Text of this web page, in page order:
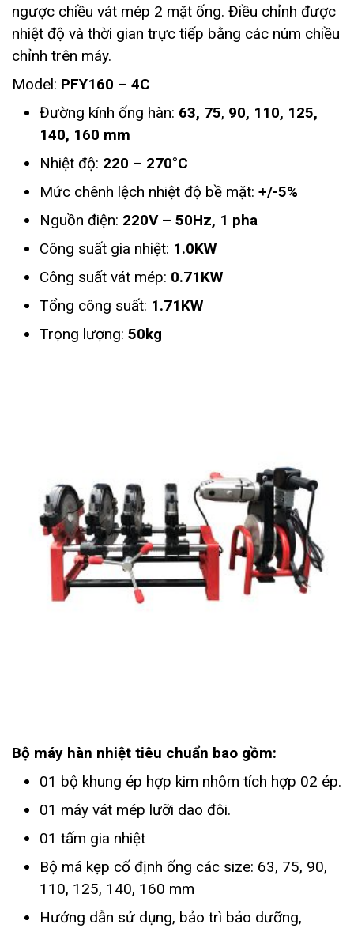
ngược chiều vát mép 2 mặt ống. Điều chỉnh được
nhiệt độ và thời gian trực tiếp bằng các núm chiều
chỉnh trên máy.
Model: PFY160 – 4C
Đường kính ống hàn: 63, 75, 90, 110, 125,
140, 160 mm
Nhiệt độ: 220 – 270°C
Mức chênh lệch nhiệt độ bề mặt: +/-5%
Nguồn điện: 220V – 50Hz, 1 pha
Công suất gia nhiệt: 1.0KW
Công suất vát mép: 0.71KW
Tổng công suất: 1.71KW
Trọng lượng: 50kg
Bộ máy hàn nhiệt tiêu chuẩn bao gồm:
01 bộ khung ép hợp kim nhôm tích hợp 02 ép.
01 máy vát mép lưỡi dao đôi.
01 tấm gia nhiệt
Bộ má kẹp cố định ống các size: 63, 75, 90,
110, 125, 140, 160 mm
Hướng dẫn sử dụng, bảo trì bảo dưỡng,